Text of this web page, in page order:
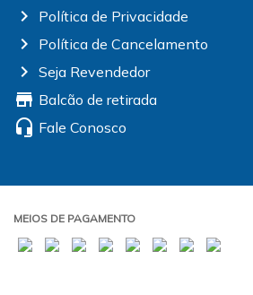
chevron_right Política de Privacidade
chevron_right Política de Cancelamento
chevron_right Seja Revendedor
store Balcão de retirada
headset_mic Fale Conosco
MEIOS DE PAGAMENTO